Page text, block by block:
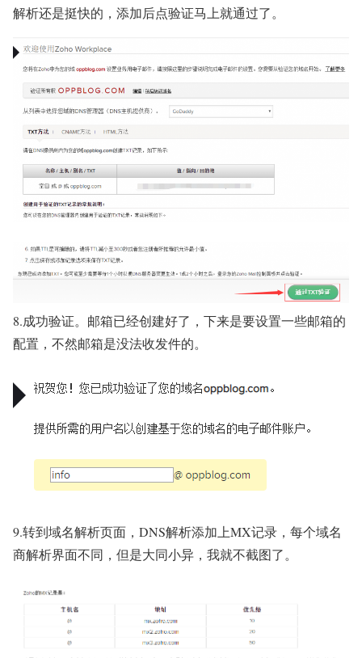
解析还是挺快的，添加后点验证马上就通过了。
8.成功验证。邮箱已经创建好了，下来是要设置一些邮箱的
配置，不然邮箱是没法收发件的。
9.转到域名解析页面，DNS解析添加上MX记录，每个域名
商解析界面不同，但是大同小异，我就不截图了。